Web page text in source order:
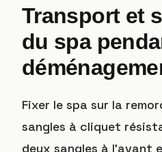
Transport et
du spa
Fixer le spa sur la
sangles à cliquet
deux sangles à l’avant